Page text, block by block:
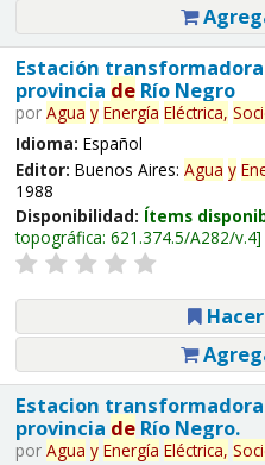
Estación
provincia deRío Negro
por Agua y Energía Eléctrica,
Idioma: Español
Editor: Buenos Aires: Agua y
1988
Disponibilidad: Ítems
topográfica: 621.374.5/A282/v.4
Estacion
provincia deRío Negro.
por Agua y Energía Eléctrica,